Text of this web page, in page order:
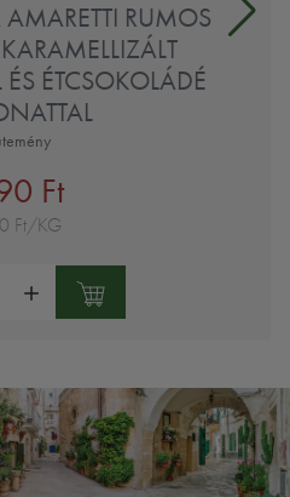
RUMOS
KARAMELLIZÁLT
ÉTCSOKOLÁDÉ
Ft
Ft/KG